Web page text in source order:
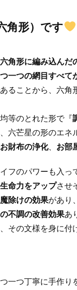
角形）です
角形に編み込んだ
一つの網目すべて
ることから、六
等のとれた形で『
六芒星の形のエネ
財布の浄化、 お部
フのパワーも入っ
生命力をアップさせ
魔除けの効果があり、
不調の改善効果あ
その文様を身に
一つ丁寧に手作り